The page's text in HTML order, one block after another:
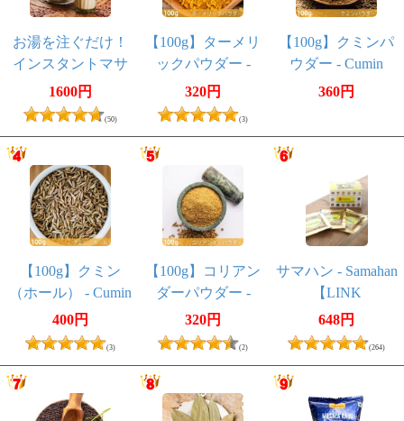
お湯を注ぐだけ！
インスタントマサ
ラチャイ 国産
HOKKAIDO
MASALA CHAI た
っぷり250g グラス
フェッド
1600円
(50)
【100g】ターメリ
ックパウダー -
Turmeric Powder
320円
(3)
【100g】クミンパ
ウダー - Cumin
Powder
360円
【100g】クミン
（ホール） - Cumin
Whole
400円
(3)
【100g】コリアン
ダーパウダー -
Coriander Powder
320円
(2)
サマハン - Samahan
【LINK
NATURAL】
648円
(264)